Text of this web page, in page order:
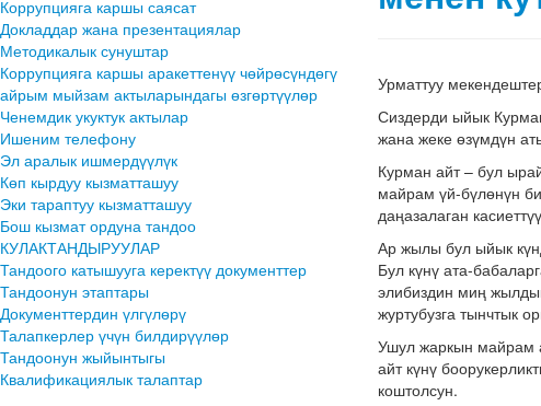
Коррупцияга каршы саясат
Докладдар жана презентациялар
Методикалык сунуштар
Коррупцияга каршы аракеттенүү чөйрөсүндөгү
айрым мыйзам актыларындагы өзгөртүүлөр
Ченемдик укуктук актылар
Ишеним телефону
Эл аралык ишмердүүлүк
Көп кырдуу кызматташуу
Эки тараптуу кызматташуу
Бош кызмат ордуна тандоо
КУЛАКТАНДЫРУУЛАР
Тандоого катышууга керектүү документтер
Тандоонун этаптары
Документтердин үлгүлөрү
Талапкерлер үчүн билдирүүлөр
Тандоонун жыйынтыгы
Квалификациялык талаптар
Урматтуу
Сиздерди ыйык
жана жеке өзүмдүн
Курман айт – бул
майрам үй-бүлөнүн
даңазалаган
Ар жылы бул ыйык
Бул күнү ата-
элибиздин миң
журтубузга тынчтык
Ушул жаркын майрам
айт күнү
коштолсун.